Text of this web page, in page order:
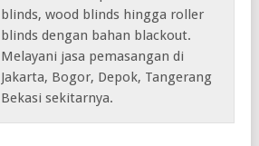
blinds, wood blinds hingga roller
blinds dengan bahan blackout.
Melayani jasa pemasangan di
Jakarta, Bogor, Depok, Tangerang
Bekasi sekitarnya.